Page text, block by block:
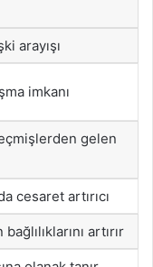
arayışı
imkanı
gelen
cesaret artırıcı
artırır